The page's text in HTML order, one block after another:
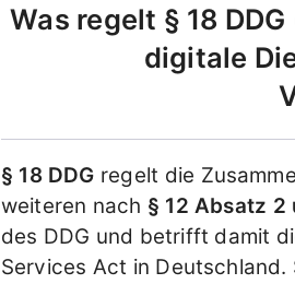
Was regelt § 18 DDG
digitale
§ 18 DDG regelt die
weiteren nach § 12 Absatz 2
des DDG und betrifft damit
Services Act in